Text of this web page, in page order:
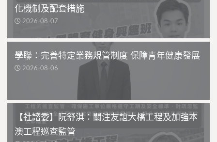
化機制及配套措施
2026-08-07
學聯：完善特定業務規管制度 保障青年健康發展
2026-08-06
【社諮委】阮舒淇：關注友誼大橋工程及加強本
澳工程巡查監管